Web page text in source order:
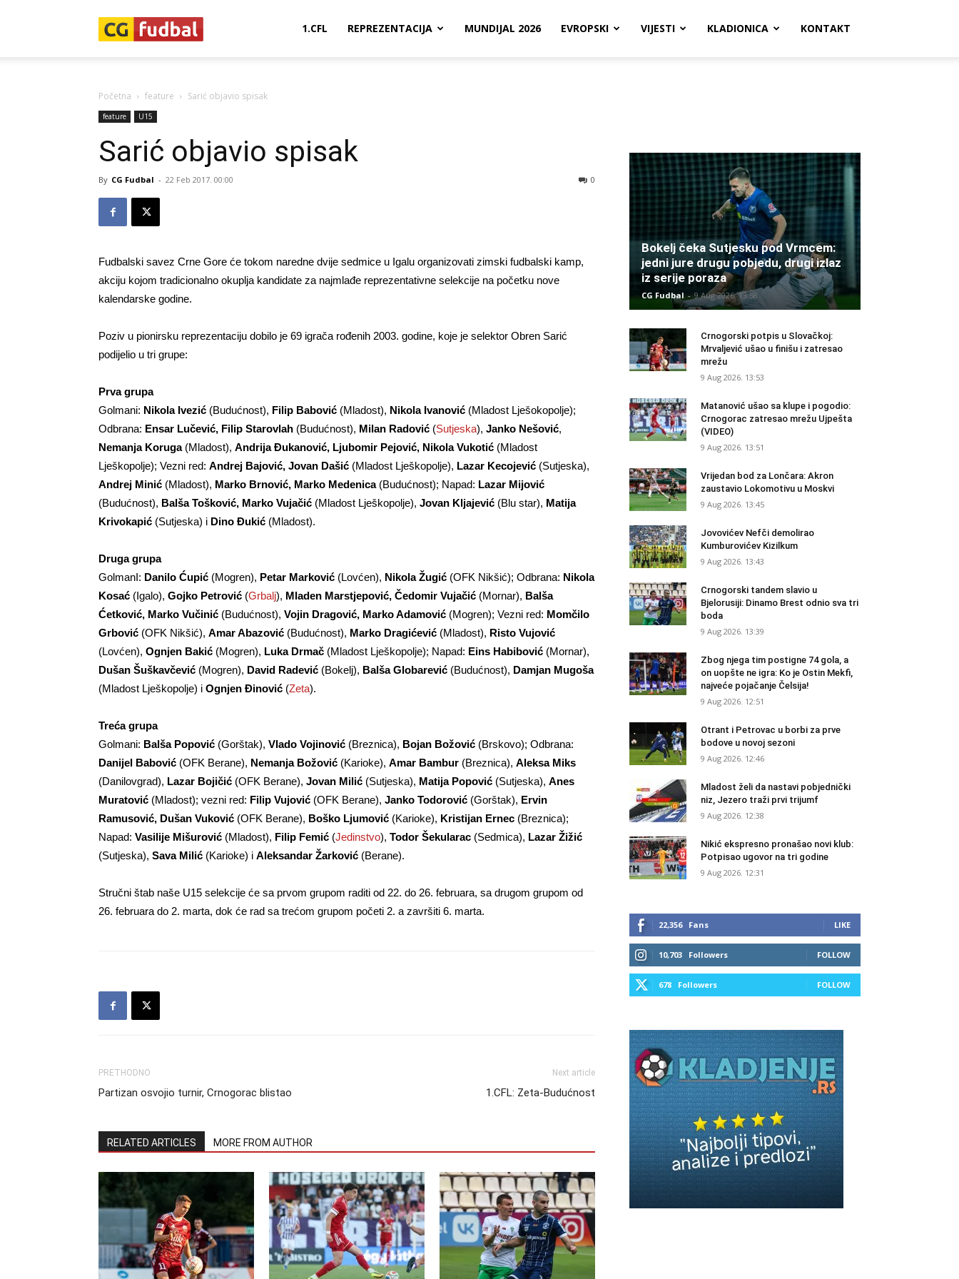
1.CFL REPREZENTACIJA MUNDIJAL 2026 EVROPSKI VIJESTI KLADIONICA KONTAKT
Početna feature Sarić objavio spisak
feature U15
Sarić objavio spisak
By CG Fudbal - 22 Feb 2017. 00:00 0
Fudbalski savez Crne Gore će tokom naredne dvije sedmice u Igalu organizovati zimski fudbalski kamp,
akciju kojom tradicionalno okuplja kandidate za najmlađe reprezentativne selekcije na početku nove
kalendarske godine.
Poziv u pionirsku reprezentaciju dobilo je 69 igrača rođenih 2003. godine, koje je selektor Obren Sarić
podijelio u tri grupe:
Prva grupa
Golmani: Nikola Ivezić (Budućnost), Filip Babović (Mladost), Nikola Ivanović (Mladost Lješokopolje);
Odbrana: Ensar Lučević, Filip Starovlah (Budućnost), Milan Radović (Sutjeska), Janko Nešović,
Nemanja Koruga(Mladost), Andrija Đukanović, Ljubomir Pejović, Nikola Vukotić (Mladost
Lješkopolje); Vezni red: Andrej Bajović, Jovan Dašić (Mladost Lješkopolje), Lazar Kecojević (Sutjeska),
Andrej Minić (Mladost), Marko Brnović, Marko Medenica(Budućnost); Napad: Lazar Mijović
(Budućnost), Balša Tošković, Marko Vujačić (Mladost Lješkopolje), Jovan Kljajević (Blu star), Matija
Krivokapić (Sutjeska) i Dino Đukić (Mladost).
Druga grupa
GolmanI: Danilo Ćupić (Mogren), Petar Marković (Lovćen), Nikola Žugić (OFK Nikšić); Odbrana: Nikola
Kosać (Igalo), Gojko Petrović (Grbalj), Mladen Marstjepović, Čedomir Vujačić (Mornar), Balša
Ćetković, Marko Vučinić (Budućnost), Vojin Dragović, Marko Adamović (Mogren); Vezni red: Momčilo
Grbović (OFK Nikšić), Amar Abazović (Budućnost), Marko Dragićević (Mladost), Risto Vujović
(Lovćen), Ognjen Bakić (Mogren), Luka Drmač (Mladost Lješkopolje); Napad: Eins Habibović (Mornar),
Dušan Šuškavčević (Mogren), David Radević (Bokelj), Balša Globarević (Budućnost), Damjan Mugoša
(Mladost Lješkopolje) i Ognjen Đinović (Zeta).
Treća grupa
Golmani: Balša Popović (Gorštak), Vlado Vojinović (Breznica), Bojan Božović (Brskovo); Odbrana:
Danijel Babović (OFK Berane), Nemanja Božović (Karioke), Amar Bambur (Breznica), Aleksa Miks
(Danilovgrad), Lazar Bojičić (OFK Berane), Jovan Milić (Sutjeska), Matija Popović (Sutjeska), Anes
Muratović (Mladost); vezni red: Filip Vujović (OFK Berane), Janko Todorović (Gorštak), Ervin
Ramusović, Dušan Vuković (OFK Berane), Boško Ljumović (Karioke), Kristijan Ernec (Breznica);
Napad: Vasilije Mišurović (Mladost), Filip Femić (Jedinstvo), Todor Šekularac (Sedmica), Lazar Žižić
(Sutjeska), Sava Milić (Karioke) i Aleksandar Žarković (Berane).
Stručni štab naše U15 selekcije će sa prvom grupom raditi od 22. do 26. februara, sa drugom grupom od
26. februara do 2. marta, dok će rad sa trećom grupom početi 2. a završiti 6. marta.
PRETHODNO
Partizan osvojio turnir, Crnogorac blistao
Next article
1.CFL: Zeta-Budućnost
RELATED ARTICLES MORE FROM AUTHOR
Bokelj čeka Sutjesku pod Vrmcem:
jedni jure drugu pobjedu, drugi izlaz
iz serije poraza
CG Fudbal - 9 Aug 2026. 13:58
Crnogorski potpis u Slovačkoj:
Mrvaljević ušao u finišu i zatresao
mrežu
9 Aug 2026. 13:53
Matanović ušao sa klupe i pogodio:
Crnogorac zatresao mrežu Ujpešta
(VIDEO)
9 Aug 2026. 13:51
Vrijedan bod za Lončara: Akron
zaustavio Lokomotivu u Moskvi
9 Aug 2026. 13:45
Jovovićev Nefči demolirao
Kumburovićev Kizilkum
9 Aug 2026. 13:43
Crnogorski tandem slavio u
Bjelorusiji: Dinamo Brest odnio sva tri
boda
9 Aug 2026. 13:39
Zbog njega tim postigne 74 gola, a
on uopšte ne igra: Ko je Ostin Mekfi,
najveće pojačanje Čelsija!
9 Aug 2026. 12:51
Otrant i Petrovac u borbi za prve
bodove u novoj sezoni
9 Aug 2026. 12:46
Mladost želi da nastavi pobjednički
niz, Jezero traži prvi trijumf
9 Aug 2026. 12:38
Nikić ekspresno pronašao novi klub:
Potpisao ugovor na tri godine
9 Aug 2026. 12:31
22,356 Fans LIKE
10,703 Followers FOLLOW
678 Followers FOLLOW